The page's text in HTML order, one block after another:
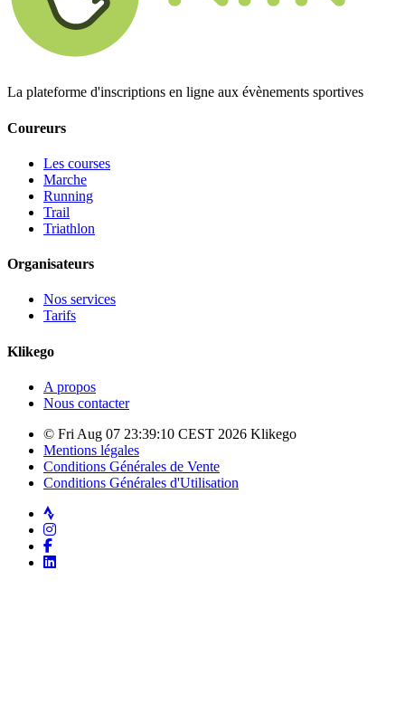
La plateforme d'inscriptions en ligne aux évènements sportives
Coureurs
Les courses
Marche
Running
Trail
Triathlon
Organisateurs
Nos services
Tarifs
Klikego
A propos
Nous contacter
© Fri Aug 07 23:39:10 CEST 2026 Klikego
Mentions légales
Conditions Générales de Vente
Conditions Générales d'Utilisation
Strava
Instagram
Facebook
LinkedIn